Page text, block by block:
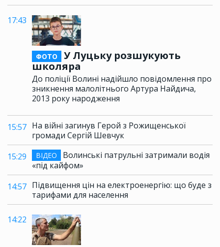
17:43
ФОТО
У Луцьку розшукують
школяра
До поліції Волині надійшло повідомлення про
зникнення малолітнього Артура Найдича,
2013 року народження
15:57 На війні загинув Герой з Рожищенської
громади Сергій Шевчук
15:29
ВІДЕО
Волинські патрульні затримали водія
«під кайфом»
14:57 Підвищення цін на електроенергію: що буде з
тарифами для населення
14:22